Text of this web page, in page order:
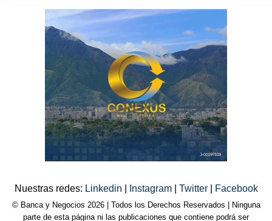
Nuestras redes: Linkedin Instagram Twitter Facebook
© Banca y Negocios 2026 | Todos los Derechos Reservados | Ninguna
parte de esta página ni las publicaciones que contiene podrá ser